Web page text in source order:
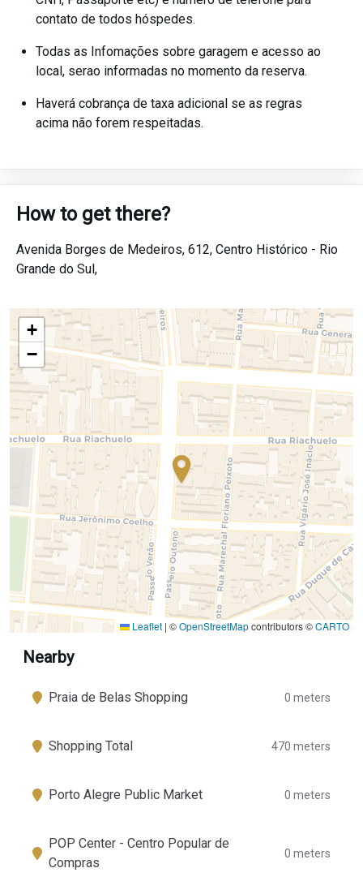
contato de todos hóspedes.
Todas as Infomações sobre garagem e acesso ao
local, serao informadas no momento da reserva.
Haverá cobrança de taxa adicional se as regras
acima não forem respeitadas.
How to get there?
Avenida Borges de Medeiros, 612, Centro Histórico - Rio
Grande do Sul,
+
−
Leaflet | ©OpenStreetMapcontributors ©CARTO
Nearby
Praia de Belas Shopping 0 meters
Shopping Total 470 meters
Porto Alegre Public Market 0 meters
POP Center - Centro Popular de
Compras
0 meters